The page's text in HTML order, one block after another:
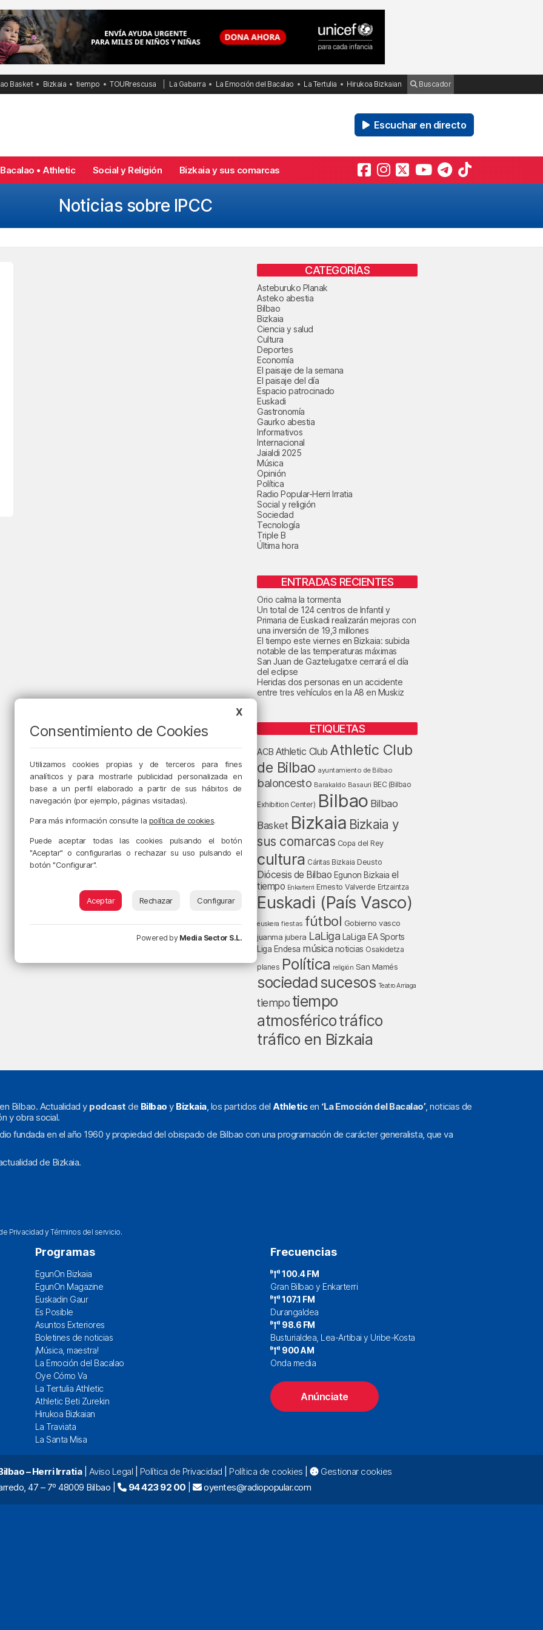
Basket Bizkaia tiempo TOURrescusa La Gabarra La Emoción del Bacalao La Tertulia Hirukoa Bizkaian Buscador
Escuchar en directo
Bacalao • Athletic Social y Religión Bizkaia y sus comarcas
Noticias sobre IPCC
CATEGORÍAS
Asteburuko Planak
Asteko abestia
Bilbao
Bizkaia
Ciencia y salud
Cultura
Deportes
Economía
El paisaje de la semana
El paisaje del día
Espacio patrocinado
Euskadi
Gastronomía
Gaurko abestia
Informativos
Internacional
Jaialdi 2025
Música
Opinión
Política
Radio Popular-Herri Irratia
Social y religión
Sociedad
Tecnología
Triple B
Última hora
ENTRADAS RECIENTES
Orio calma la tormenta
Un total de 124 centros de Infantil y
Primaria de Euskadi realizarán mejoras con
una inversión de 19,3 millones
El tiempo este viernes en Bizkaia: subida
notable de las temperaturas máximas
San Juan de Gaztelugatxe cerrará el día
del eclipse
Heridas dos personas en un accidente
entre tres vehículos en la A8 en Muskiz
ETIQUETAS
ACB Athletic Club Athletic Club
de Bilbao ayuntamiento de Bilbao
baloncesto Barakaldo Basauri BEC (Bilbao
Exhibition Center) Bilbao Bilbao
Basket Bizkaia Bizkaia y
sus comarcas Copa del Rey
cultura Cáritas Bizkaia Deusto
Diócesis de Bilbao Egunon Bizkaia el
tiempo Enkarterri Ernesto Valverde Ertzaintza
Euskadi (País Vasco)
euskera fiestas fútbol Gobierno vasco
juanma jubera LaLiga LaLiga EA Sports
Liga Endesa música noticias Osakidetza
planes Política religión San Mamés
sociedad sucesos Teatro Arriaga
tiempo tiempo
atmosféricotráfico
tráfico en Bizkaia
Bilbao. Actualidad y podcast de Bilbao y Bizkaia, los partidos del Athleticen ‘La Emoción del Bacalao’, noticias de
y obra social.
fundada en el año 1960 y propiedad del obispado de Bilbao con una programación de carácter generalista, que va
de Bizkaia.
PrivacidadyTérminos del servicio.
Programas
EgunOn Bizkaia
EgunOn Magazine
Euskadin Gaur
Es Posible
Asuntos Exteriores
Boletines de noticias
¡Música, maestra!
La Emoción del Bacalao
Oye Cómo Va
La Tertulia Athletic
Athletic Beti Zurekin
Hirukoa Bizkaian
La Traviata
La Santa Misa
Frecuencias
100.4 FM
Gran Bilbao y Enkarterri
107.1 FM
Durangaldea
98.6 FM
Busturialdea, Lea-Artibai y Uribe-Kosta
900 AM
Onda media
Anúnciate
– Herri Irratia| Aviso Legal Política de Privacidad Política de cookies
Gestionar cookies
47 – 7º 48009 Bilbao |
94 423 92 00 | oyentes@radiopopular.com
X
Consentimiento de Cookies
Utilizamos cookies propias y de terceros para fines
analíticos y para mostrarle publicidad personalizada en
base a un perfil elaborado a partir de sus hábitos de
navegación (por ejemplo, páginas visitadas).
Para más información consulte la política de cookies.
Puede aceptar todas las cookies pulsando el botón
"Aceptar" o configurarlas o rechazar su uso pulsando el
botón "Configurar".
Aceptar Rechazar Configurar
Powered by Media Sector S.L.